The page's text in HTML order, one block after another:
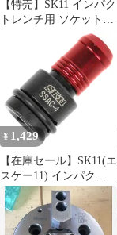
【特売】SK11 インパク
トレンチ用 ソケットア
ンビルチャック 差込角
12.7mm SSAC-4
¥ 1,429
【在庫セール】SK11(エ
スケー11) インパクト
レンチ用 ソケットアン
ビルチャック 差込角
12.7mm SSAC-4